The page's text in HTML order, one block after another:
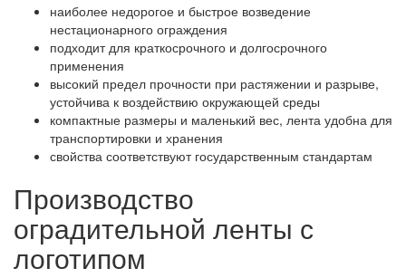
наиболее недорогое и быстрое возведение
нестационарного ограждения
подходит для краткосрочного и долгосрочного
применения
высокий предел прочности при растяжении и разрыве,
устойчива к воздействию окружающей среды
компактные размеры и маленький вес, лента удобна для
транспортировки и хранения
свойства соответствуют государственным стандартам
Производство
оградительной ленты с
логотипом